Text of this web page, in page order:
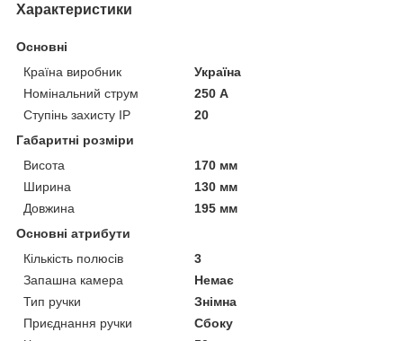
Характеристики
Основні
Країна виробник
Україна
Номінальний струм
250 А
Ступінь захисту IP
20
Габаритні розміри
Висота
170 мм
Ширина
130 мм
Довжина
195 мм
Основні атрибути
Кількість полюсів
3
Запашна камера
Немає
Тип ручки
Знімна
Приєднання ручки
Сбоку